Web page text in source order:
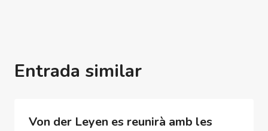
Entrada similar
Von der Leyen es reunirà amb les